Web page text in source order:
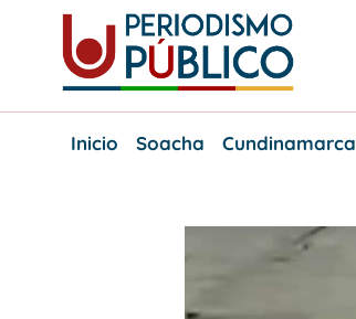
content
Periodismo
Noticias
Inicio
Soacha Cundinamarca